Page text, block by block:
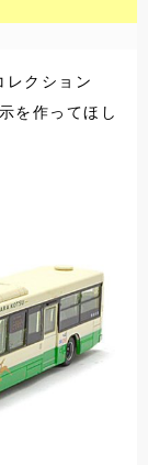
レクション
を作ってほし